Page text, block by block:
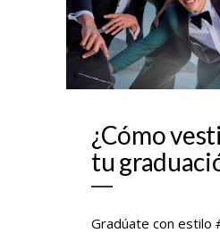
¿Cómo
tu
Gradúate con estilo